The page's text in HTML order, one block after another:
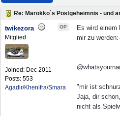
Re: Marokko`s Postgeheimnis - und
twikezora OP
Mitglied
Joined: Dec 2011
Posts: 553
Agadir/Khenifra/Smara
Es wird
mir zu
"mir ist
Jaja, dir
nicht als